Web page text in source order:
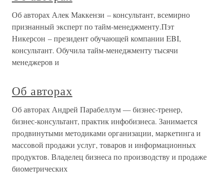
Об авторах Алек Маккензи – консультант, всемирно
признанный эксперт по тайм-менеджменту.Пэт
Никерсон – президент обучающей компании EBI,
консультант. Обучила тайм-менеджменту тысячи
менеджеров и
Об авторах
Об авторах Андрей Парабеллум — бизнес-тренер,
бизнес-консультант, практик инфобизнеса. Занимается
продвинутыми методиками организации, маркетинга и
массовой продажи услуг, товаров и информационных
продуктов. Владелец бизнеса по производству и продаже
биометрических